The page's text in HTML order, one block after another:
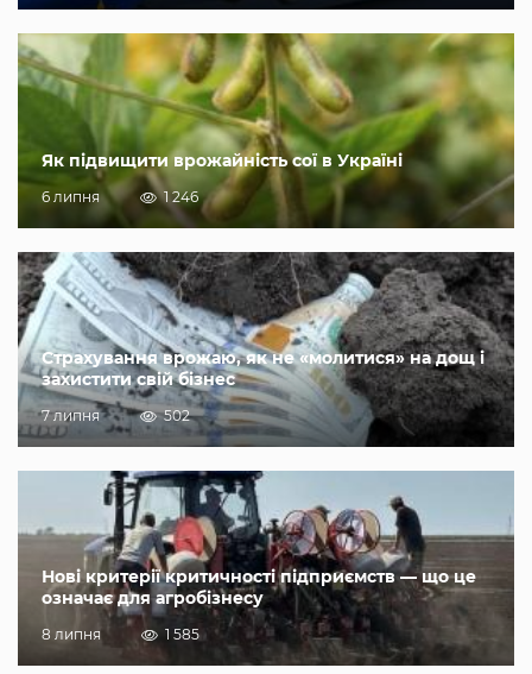
Як підвищити врожайність сої в Україні
6 липня 1 246
Страхування врожаю, як не «молитися» на дощ і
захистити свій бізнес
7 липня 502
Нові критерії критичності підприємств — що це
означає для агробізнесу
8 липня 1 585